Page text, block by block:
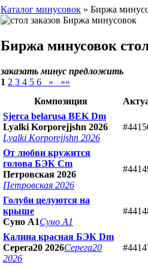
Каталог минусовок » Биржа
Биржа минусовок
заказать минус предложить
1 2 3 4 5 6 »
»»
Композиция
Sjerca belarusa BEK Dm
Lyalki Korporejjshn 2026
Lyalki Korporejjshn 2026
От любви кружится
голова БЭК Cm
Петровская 2026
Петровская 2026
Голуби целуются на
крыше
Суно А1Суно А1
Калина красная БЭК Dm
Серега20 2026Серега20
2026